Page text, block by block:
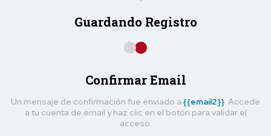
Guardando Registro
Confirmar Email
Un mensaje de confirmación fue enviado a {{email2}}. Accede
a tu cuenta de email y haz clic en el botón para validar el
acceso.